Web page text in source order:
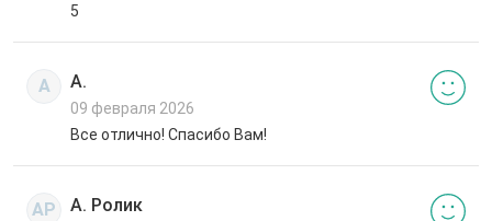
5
А А.
09 февраля 2026
Все отлично! Спасибо Вам!
АР А. Ролик